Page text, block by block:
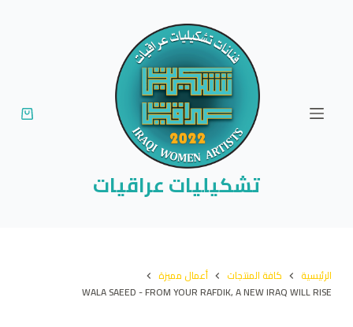
تشكيليات عراقيات
الرئيسية كافة المنتجات
أعمال مميزة
WALA SAEED - FROM YOUR RAFDIK, A NEW IRAQ WILL RISE